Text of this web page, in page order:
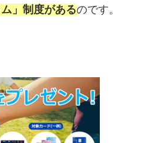
ム」制度があるのです。